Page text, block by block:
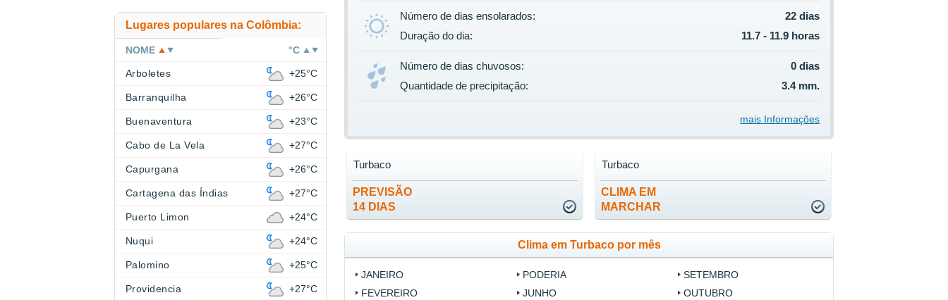
Número de dias ensolarados:
22 dias
Duração do dia:
11.7 - 11.9 horas
Número de dias chuvosos:
0 dias
Quantidade de precipitação:
3.4 mm.
mais Informações
PREVISÃO
14 DIAS
Turbaco
CLIMA EM
MARCHAR
Turbaco
Clima em Turbaco por mês
JANEIRO
FEVEREIRO
PODERIA
JUNHO
SETEMBRO
OUTUBRO
Lugares populares na Colômbia:
NOME °C
Arboletes +25°C
Barranquilha +26°C
Buenaventura +23°C
Cabo de La Vela +27°C
Capurgana +26°C
Cartagena das Índias +27°C
Puerto Limon +24°C
Nuqui +24°C
Palomino +25°C
Providencia +27°C